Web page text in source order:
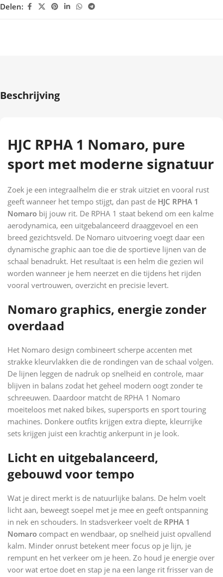
Delen:
Beschrijving
HJC RPHA 1 Nomaro, pure
sport met moderne signatuur
Zoek je een integraalhelm die er strak uitziet en vooral rust
geeft wanneer het tempo stijgt, dan past de HJC RPHA 1
Nomaro bij jouw rit. De RPHA 1 staat bekend om een kalme
aerodynamica, een uitgebalanceerd draaggevoel en een
breed gezichtsveld. De Nomaro uitvoering voegt daar een
dynamische graphic aan toe die de sportieve lijnen van de
schaal benadrukt. Het resultaat is een helm die gezien wil
worden wanneer je hem neerzet en die tijdens het rijden
vooral vertrouwen, overzicht en precisie levert.
Nomaro graphics, energie zonder
overdaad
Het Nomaro design combineert scherpe accenten met
strakke kleurvlakken die de rondingen van de schaal volgen.
De lijnen leggen de nadruk op snelheid en controle, maar
blijven in balans zodat het geheel modern oogt zonder te
schreeuwen. Daardoor matcht de RPHA 1 Nomaro
moeiteloos met naked bikes, supersports en sport touring
machines. Donkere outfits krijgen extra diepte, kleurrijke
sets krijgen juist een krachtig ankerpunt in je look.
Licht en uitgebalanceerd,
gebouwd voor tempo
Wat je direct merkt is de natuurlijke balans. De helm voelt
licht aan, beweegt soepel met je mee en geeft ontspanning
in nek en schouders. In stadsverkeer voelt de RPHA 1
Nomaro compact en wendbaar, op snelheid juist opvallend
kalm. Minder onrust betekent meer focus op je lijn, je
rempunt en het verkeer om je heen. Zo houd je energie over
voor wat ertoe doet en stap je na een lange rit frisser van de